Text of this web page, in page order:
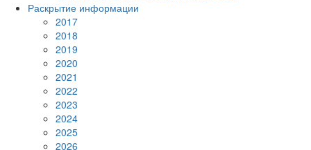
Раскрытие информации
2017
2018
2019
2020
2021
2022
2023
2024
2025
2026